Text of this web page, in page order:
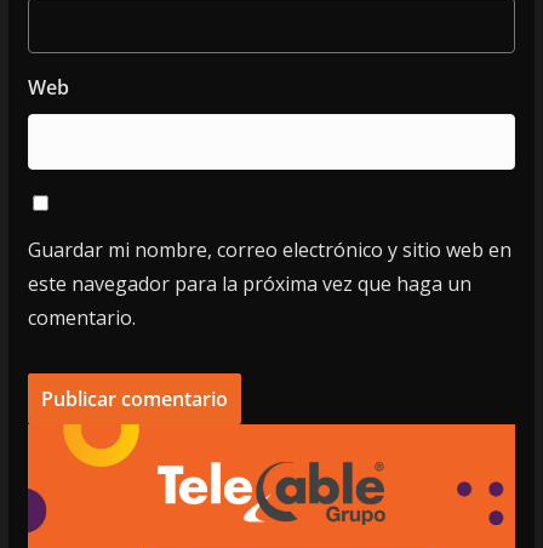
Web
Guardar mi nombre, correo electrónico y sitio web en
este navegador para la próxima vez que haga un
comentario.